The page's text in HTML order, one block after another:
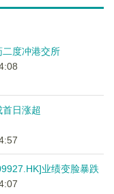
二度冲港交所
首日涨超
业绩变脸暴跌